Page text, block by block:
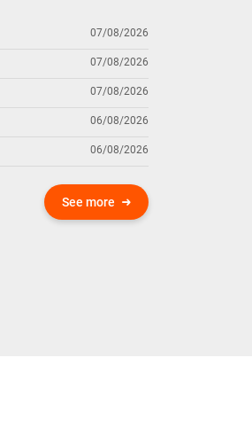
07/08/2026
07/08/2026
07/08/2026
06/08/2026
06/08/2026
See more